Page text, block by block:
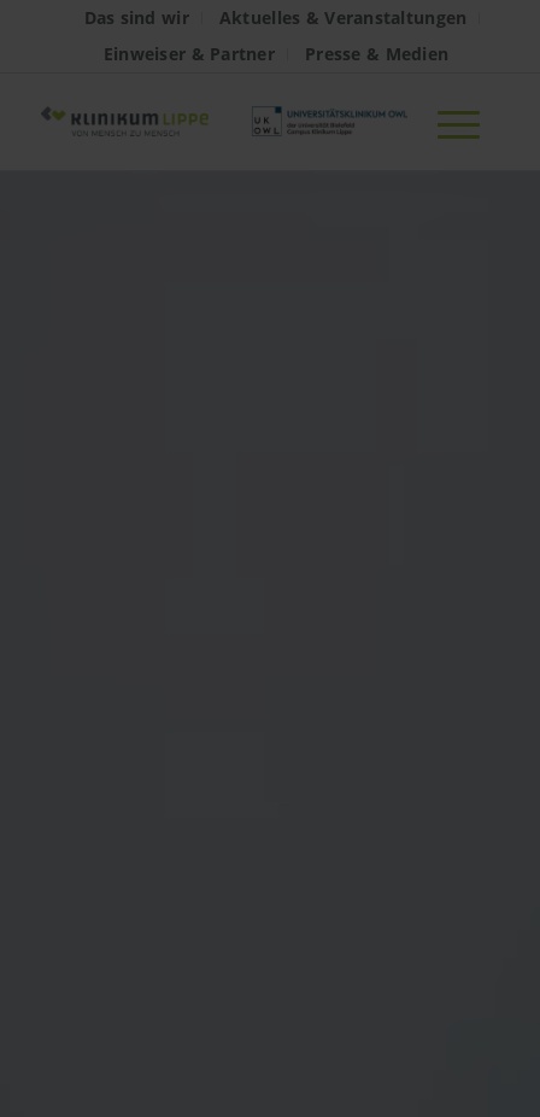
Das sind wir
Aktuelles & Veranstaltungen
Einweiser & Partner
Presse & Medien